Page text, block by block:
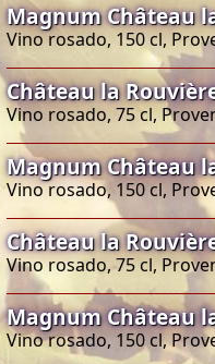
Magnum Château
Vino rosado, 150 cl,
Château la
Vino rosado, 75 cl,
Magnum Château
Vino rosado, 150 cl,
Château la
Vino rosado, 75 cl,
Magnum Château
Vino rosado, 150 cl,